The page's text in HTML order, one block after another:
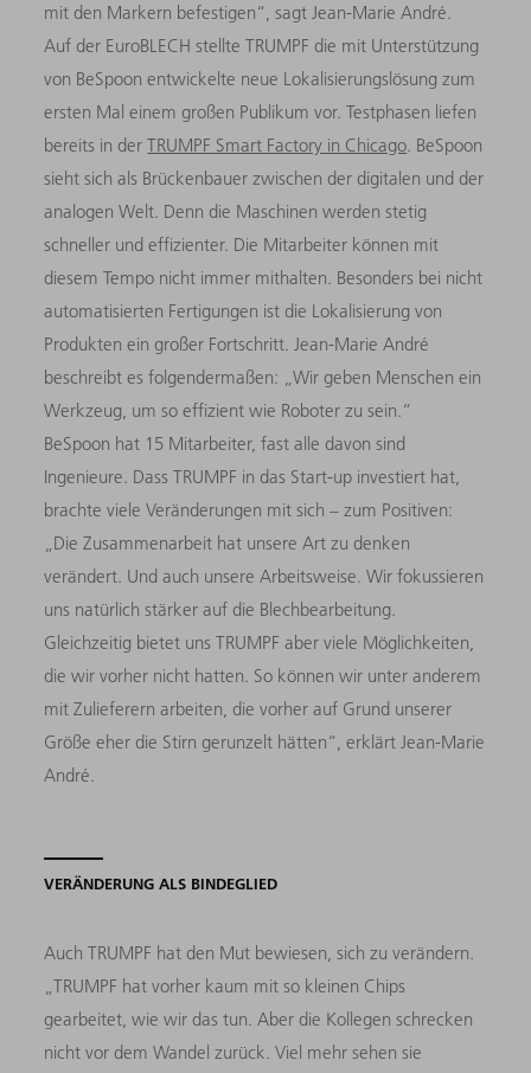
mit den Markern befestigen“, sagt Jean-Marie André.
Auf der EuroBLECH stellte TRUMPF die mit Unterstützung
von BeSpoon entwickelte neue Lokalisierungslösung zum
ersten Mal einem großen Publikum vor. Testphasen liefen
bereits in derTRUMPF Smart Factory in Chicago. BeSpoon
sieht sich als Brückenbauer zwischen der digitalen und der
analogen Welt. Denn die Maschinen werden stetig
schneller und effizienter. Die Mitarbeiter können mit
diesem Tempo nicht immer mithalten. Besonders bei nicht
automatisierten Fertigungen ist die Lokalisierung von
Produkten ein großer Fortschritt. Jean-Marie André
beschreibt es folgendermaßen: „Wir geben Menschen ein
Werkzeug, um so effizient wie Roboter zu sein.“
BeSpoon hat 15 Mitarbeiter, fast alle davon sind
Ingenieure. Dass TRUMPF in das Start-up investiert hat,
brachte viele Veränderungen mit sich – zum Positiven:
„Die Zusammenarbeit hat unsere Art zu denken
verändert. Und auch unsere Arbeitsweise. Wir fokussieren
uns natürlich stärker auf die Blechbearbeitung.
Gleichzeitig bietet uns TRUMPF aber viele Möglichkeiten,
die wir vorher nicht hatten. So können wir unter anderem
mit Zulieferern arbeiten, die vorher auf Grund unserer
Größe eher die Stirn gerunzelt hätten“, erklärt Jean-Marie
André.
VERÄNDERUNG ALS BINDEGLIED
Auch TRUMPF hat den Mut bewiesen, sich zu verändern.
„TRUMPF hat vorher kaum mit so kleinen Chips
gearbeitet, wie wir das tun. Aber die Kollegen schrecken
nicht vor dem Wandel zurück. Viel mehr sehen sie